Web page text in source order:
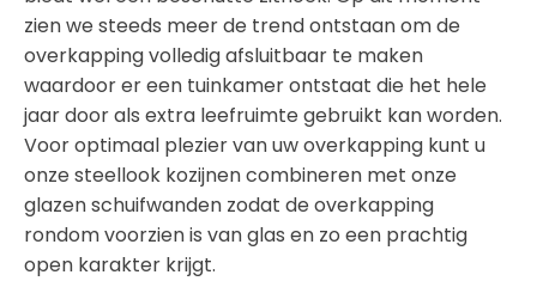
zien we steeds meer de trend ontstaan om de
overkapping volledig afsluitbaar te maken
waardoor er een tuinkamer ontstaat die het hele
jaar door als extra leefruimte gebruikt kan worden.
Voor optimaal plezier van uw overkapping kunt u
onze steellook kozijnen combineren met onze
glazen schuifwanden zodat de overkapping
rondom voorzien is van glas en zo een prachtig
open karakter krijgt.